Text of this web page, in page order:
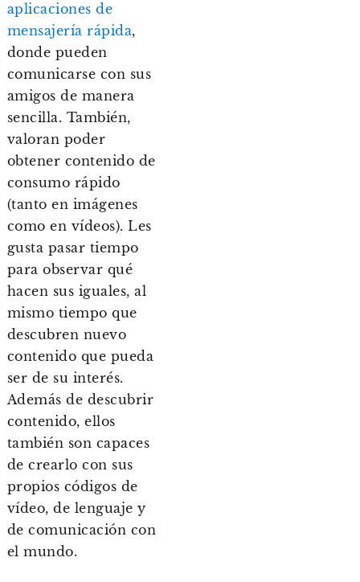
aplicaciones de
mensajería rápida,
donde pueden
comunicarse con sus
amigos de manera
sencilla. También,
valoran poder
obtener contenido de
consumo rápido
(tanto en imágenes
como en vídeos). Les
gusta pasar tiempo
para observar qué
hacen sus iguales, al
mismo tiempo que
descubren nuevo
contenido que pueda
ser de su interés.
Además de descubrir
contenido, ellos
también son capaces
de crearlo con sus
propios códigos de
vídeo, de lenguaje y
de comunicación con
el mundo.